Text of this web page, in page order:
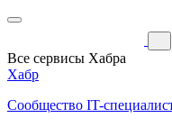
Все сервисы Хабра
Хабр
Сообщество IT-